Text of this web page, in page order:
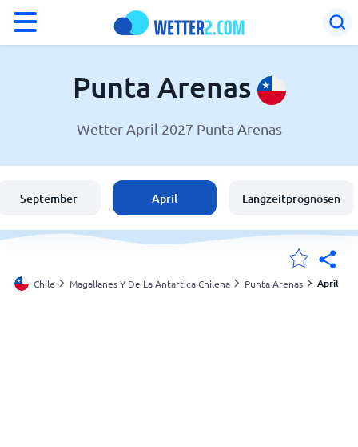
Wetter in Punta Arenas
Schweiz
Deutschland
Punta Arenas
Wetter April 2027 Punta Arenas
September April Langzeitprognosen
Chile Magallanes Y De La Antartica Chilena Punta Arenas April